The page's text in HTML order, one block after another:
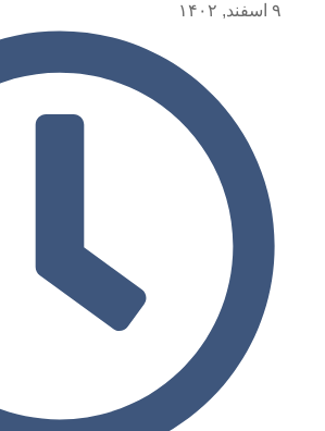
۹ اسفند, ۱۴۰۲